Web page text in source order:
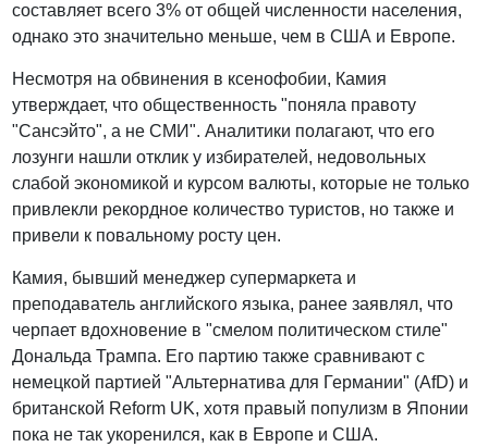
составляет всего 3% от общей численности населения,
однако это значительно меньше, чем в США и Европе.
Несмотря на обвинения в ксенофобии, Камия
утверждает, что общественность "поняла правоту
"Сансэйто", а не СМИ". Аналитики полагают, что его
лозунги нашли отклик у избирателей, недовольных
слабой экономикой и курсом валюты, которые не только
привлекли рекордное количество туристов, но также и
привели к повальному росту цен.
Камия, бывший менеджер супермаркета и
преподаватель английского языка, ранее заявлял, что
черпает вдохновение в "смелом политическом стиле"
Дональда Трампа. Его партию также сравнивают с
немецкой партией "Альтернатива для Германии" (AfD) и
британской Reform UK, хотя правый популизм в Японии
пока не так укоренился, как в Европе и США.